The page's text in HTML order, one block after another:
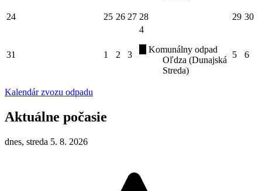
24 25 26 27 28 29 30
31 1 2 3
4
Komunálny odpad
Oľdza (Dunajská
Streda)
5 6
Kalendár zvozu odpadu
Aktuálne počasie
dnes, streda 5. 8. 2026